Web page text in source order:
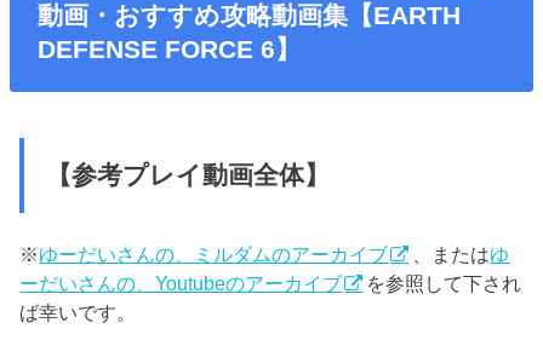
動画・おすすめ攻略動画集【EARTH
DEFENSE FORCE 6】
【参考プレイ動画全体】
※ゆーだいさんの、ミルダムのアーカイブ 、またはゆ
ーだいさんの、Youtubeのアーカイブ
を参照して下され
ば幸いです。